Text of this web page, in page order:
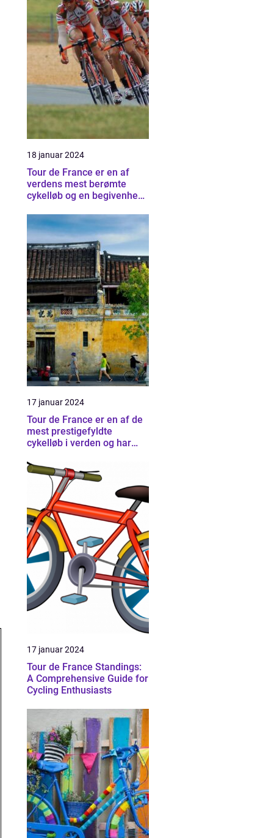
18 januar 2024
Tour de France er en af
verdens mest berømte
cykelløb og en begivenhed,
tilskuere hvert år
17 januar 2024
Tour de France er en af de
mest prestigefyldte
cykelløb i verden og har
sports- og fritidsentusiaster
i årtier
17 januar 2024
Tour de France Standings:
A Comprehensive Guide for
Cycling Enthusiasts